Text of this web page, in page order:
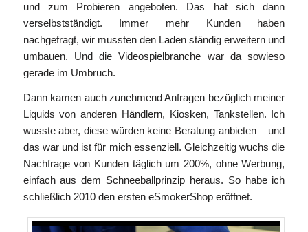
und zum Probieren angeboten. Das hat sich dann
verselbstständigt. Immer mehr Kunden haben
nachgefragt, wir mussten den Laden ständig erweitern und
umbauen. Und die Videospielbranche war da sowieso
gerade im Umbruch.
Dann kamen auch zunehmend Anfragen bezüglich meiner
Liquids von anderen Händlern, Kiosken, Tankstellen. Ich
wusste aber, diese würden keine Beratung anbieten – und
das war und ist für mich essenziell. Gleichzeitig wuchs die
Nachfrage von Kunden täglich um 200%, ohne Werbung,
einfach aus dem Schneeballprinzip heraus. So habe ich
schließlich 2010 den ersten eSmokerShop eröffnet.